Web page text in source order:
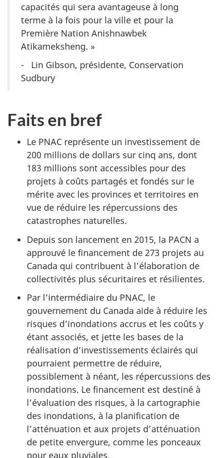
capacités qui sera avantageuse à long
terme à la fois pour la ville et pour la
Première Nation Anishnawbek
Atikameksheng. »
- Lin Gibson, présidente, Conservation
Sudbury
Faits en bref
Le PNAC représente un investissement de
200 millions de dollars sur cinq ans, dont
183 millions sont accessibles pour des
projets à coûts partagés et fondés sur le
mérite avec les provinces et territoires en
vue de réduire les répercussions des
catastrophes naturelles.
Depuis son lancement en 2015, la PACN a
approuvé le financement de 273 projets au
Canada qui contribuent à l’élaboration de
collectivités plus sécuritaires et résilientes.
Par l’intermédiaire du PNAC, le
gouvernement du Canada aide à réduire les
risques d’inondations accrus et les coûts y
étant associés, et jette les bases de la
réalisation d’investissements éclairés qui
pourraient permettre de réduire,
possiblement à néant, les répercussions des
inondations. Le financement est destiné à
l’évaluation des risques, à la cartographie
des inondations, à la planification de
l’atténuation et aux projets d’atténuation
de petite envergure, comme les ponceaux
pour eaux pluviales.